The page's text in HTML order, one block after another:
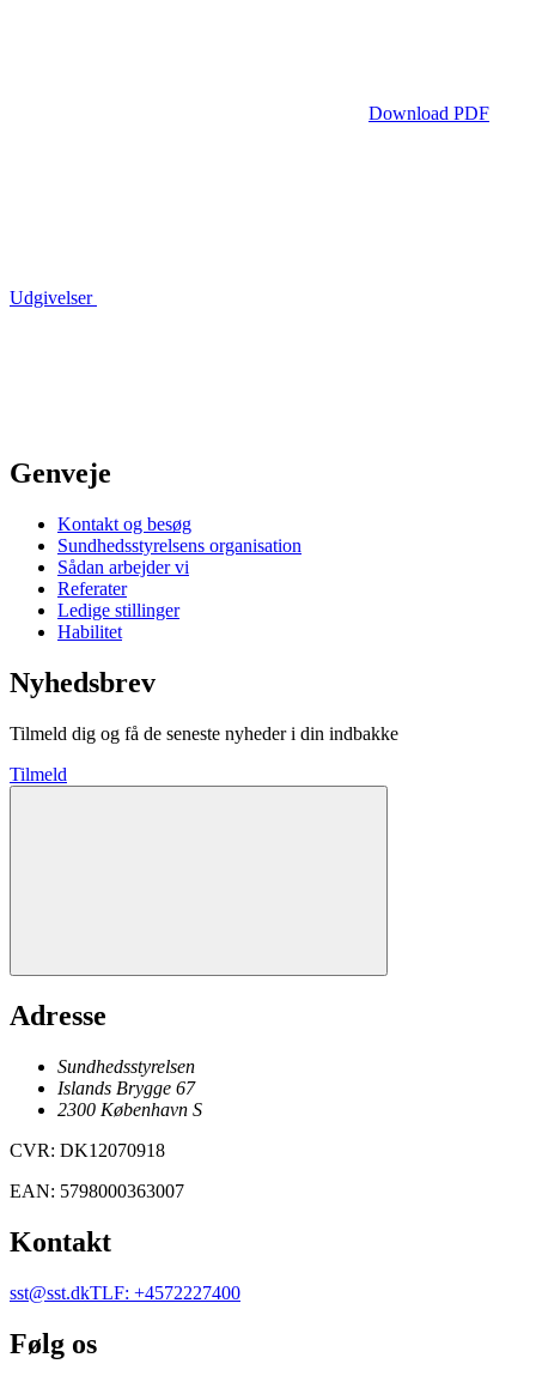
Download PDF
Udgivelser
Genveje
Kontakt og besøg
Sundhedsstyrelsens organisation
Sådan arbejder vi
Referater
Ledige stillinger
Habilitet
Nyhedsbrev
Tilmeld dig og få de seneste nyheder i din indbakke
Tilmeld
Adresse
Sundhedsstyrelsen
Islands Brygge 67
2300 København S
CVR: DK12070918
EAN: 5798000363007
Kontakt
sst@sst.dkTLF: +4572227400
Følg os